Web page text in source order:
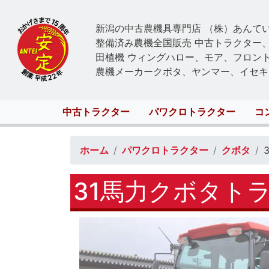
新潟の中古農機具専門店 （株）あんて
整備済み農機全国販売 中古トラクター
田植機 ウィングハロー、モア、フロン
農機メーカークボタ、ヤンマー、イセ
Main
navigation
中古トラクター パワクロトラクター コ
ホーム パワクロトラクター クボタ
31馬力クボタト